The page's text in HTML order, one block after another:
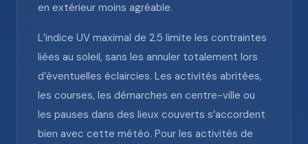
en extérieur moins agréable.
L’indice UV maximal de 2.5 limite les contraintes
liées au soleil, sans les annuler totalement lors
d’éventuelles éclaircies. Les activités abritées,
les courses, les démarches en centre-ville ou
les pauses dans des lieux couverts s’accordent
bien avec cette météo. Pour les activités de